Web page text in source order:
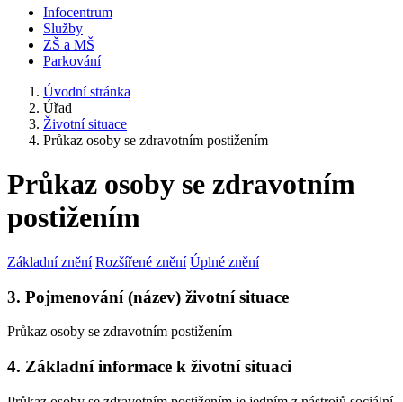
Infocentrum
Služby
ZŠ a MŠ
Parkování
Úvodní stránka
Úřad
Životní situace
Průkaz osoby se zdravotním postižením
Průkaz osoby se zdravotním
postižením
Základní znění Rozšířené znění Úplné znění
3. Pojmenování (název) životní situace
Průkaz osoby se zdravotním postižením
4. Základní informace k životní situaci